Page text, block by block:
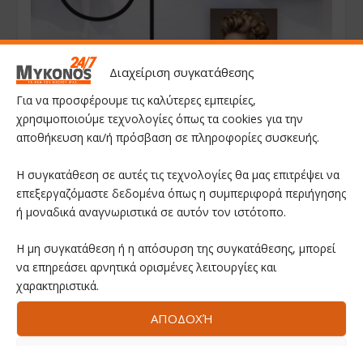
Διαχείριση συγκατάθεσης
Για να προσφέρουμε τις καλύτερες εμπειρίες,
χρησιμοποιούμε τεχνολογίες όπως τα cookies για την
αποθήκευση και/ή πρόσβαση σε πληροφορίες συσκευής.
Η συγκατάθεση σε αυτές τις τεχνολογίες θα μας επιτρέψει να
επεξεργαζόμαστε δεδομένα όπως η συμπεριφορά περιήγησης
ή μοναδικά αναγνωριστικά σε αυτόν τον ιστότοπο.
Η μη συγκατάθεση ή η απόσυρση της συγκατάθεσης, μπορεί
να επηρεάσει αρνητικά ορισμένες λειτουργίες και
χαρακτηριστικά.
ΑΠΟΔΟΧΉ